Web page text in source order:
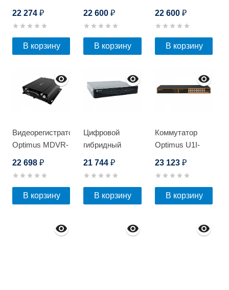
22 274 ₽
В корзину
22 600₽
В корзину
22 600 ₽
В корзину
Видеорегистратор
Optimus MDVR-
22 698 ₽
В корзину
Цифровой
гибридный
21 744₽
В корзину
Коммутатор
Optimus U1I-
23 123 ₽
В корзину